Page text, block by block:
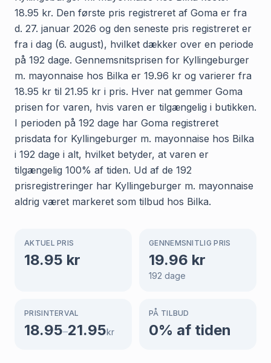
18.95 kr. Den første pris registreret af Goma er fra
d. 27. januar 2026 og den seneste pris registreret er
fra i dag (6. august), hvilket dækker over en periode
på 192 dage. Gennemsnitsprisen for Kyllingeburger
m. mayonnaise hos Bilka er 19.96 kr og varierer fra
18.95 kr til 21.95 kr i pris. Hver nat gemmer Goma
prisen for varen, hvis varen er tilgængelig i butikken.
I perioden på 192 dage har Goma registreret
prisdata for Kyllingeburger m. mayonnaise hos Bilka
i 192 dage i alt, hvilket betyder, at varen er
tilgængelig 100% af tiden. Ud af de 192
prisregistreringer har Kyllingeburger m. mayonnaise
aldrig været markeret som tilbud hos Bilka.
AKTUEL PRIS
18.95 kr
GENNEMSNITLIG PRIS
19.96 kr
192 dage
PRISINTERVAL
18.95–21.95kr
PÅ TILBUD
0% af tiden